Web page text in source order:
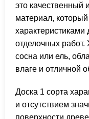
это качественный
материал,
характеристиками
отделочных
сосна или ель,
влаге и отличной
Доска 1 сорта
и отсутствием
поверхности